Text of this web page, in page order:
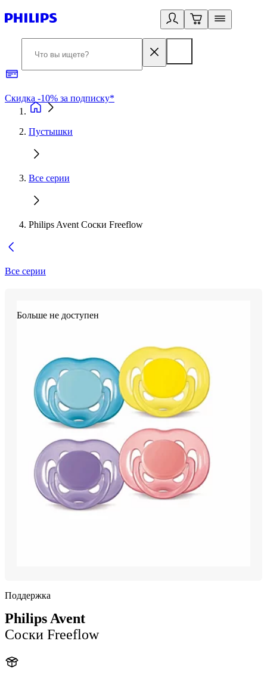
Скидка -10% за подписку*
Пустышки
Все серии
Philips Avent Соски Freeflow
Все серии
Больше не доступен
Поддержка
Philips Avent
Соски Freeflow